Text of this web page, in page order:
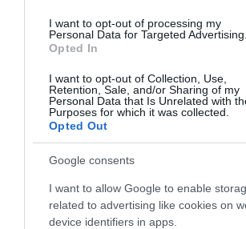
I want to opt-out of processing my
Personal Data for Targeted Advertising.
Opted In
I want to opt-out of Collection, Use,
Retention, Sale, and/or Sharing of my
Personal Data that Is Unrelated with
Purposes for which it was collected.
Opted Out
Google consents
I want to allow Google to enable
related to advertising like cookies on
device identifiers in apps.
SOKKAL DRÁMAIBB, MINT A
NYUGODT
EUKALIPTUSZRÁGCSÁLÁS
SZÍNES
500 EDDIG